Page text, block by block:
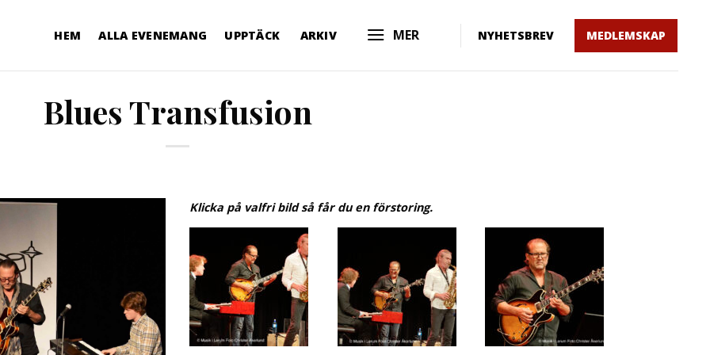
HEM ALLA EVENEMANG UPPTÄCK ARKIV MER NYHETSBREV MEDLEMSKAP
Blues Transfusion
Klicka på valfri bild så får du en förstoring.